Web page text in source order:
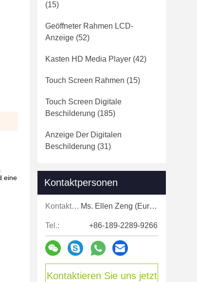
eine
(15)
Geöffneter Rahmen LCD-
Anzeige (52)
Kasten HD Media Player (42)
Touch Screen Rahmen (15)
Touch Screen Digitale
Beschilderung (185)
Anzeige Der Digitalen
Beschilderung (31)
Kontaktpersonen
Kontaktpersonen: Ms. Ellen Zeng (Europe, North and Shouth America)
Tel.: +86-189-2289-9266
Kontaktieren Sie uns jetzt